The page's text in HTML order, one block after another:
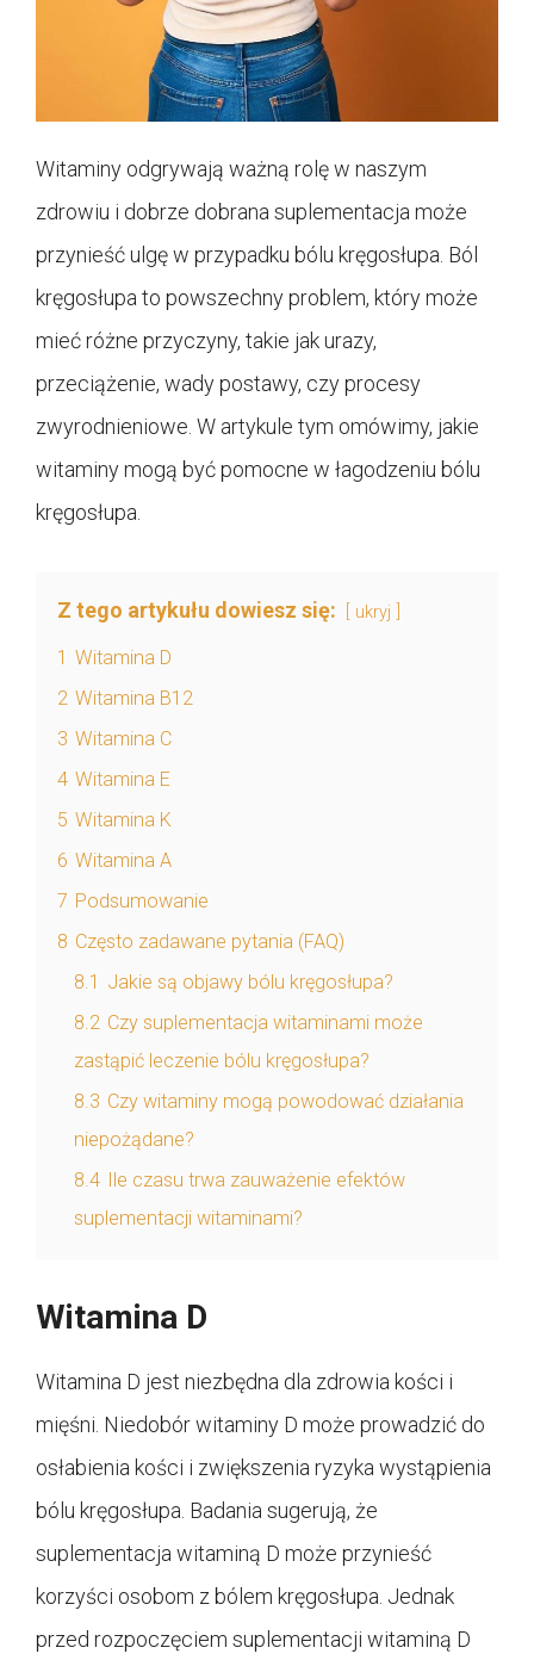
Witaminy odgrywają ważną rolę w naszym
zdrowiu i dobrze dobrana suplementacja może
przynieść ulgę w przypadku bólu kręgosłupa. Ból
kręgosłupa to powszechny problem, który może
mieć różne przyczyny, takie jak urazy,
przeciążenie, wady postawy, czy procesy
zwyrodnieniowe. W artykule tym omówimy, jakie
witaminy mogą być pomocne w łagodzeniu bólu
kręgosłupa.
Z tego artykułu dowiesz się: ukryj
1 Witamina D
2 Witamina B12
3 Witamina C
4 Witamina E
5 Witamina K
6 Witamina A
7 Podsumowanie
8 Często zadawane pytania (FAQ)
8.1 Jakie są objawy bólu kręgosłupa?
8.2 Czy suplementacja witaminami może
zastąpić leczenie bólu kręgosłupa?
8.3 Czy witaminy mogą powodować działania
niepożądane?
8.4 Ile czasu trwa zauważenie efektów
suplementacji witaminami?
Witamina D
Witamina D jest niezbędna dla zdrowia kości i
mięśni. Niedobór witaminy D może prowadzić do
osłabienia kości i zwiększenia ryzyka wystąpienia
bólu kręgosłupa. Badania sugerują, że
suplementacja witaminą D może przynieść
korzyści osobom z bólem kręgosłupa. Jednak
przed rozpoczęciem suplementacji witaminą D